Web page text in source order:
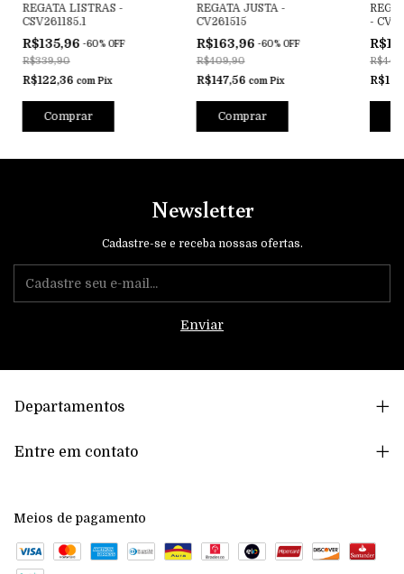
REGATA LISTRAS -
CSV261185.1
R$135,96 -60% OFF
R$339,90
R$122,36 com Pix
Comprar
REGATA JUSTA -
CV261515
R$163,96 -60% OFF
R$409,90
R$147,56 com Pix
Comprar
-
Newsletter
Cadastre-se e receba nossas ofertas.
Departamentos
Entre em contato
Meios de pagamento